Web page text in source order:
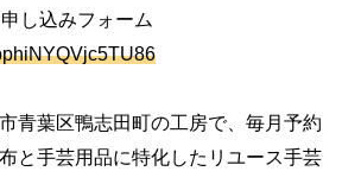
し込みフォーム
青葉区鴨志田町の工房で、毎月予約
と手芸用品に特化したリユース手芸